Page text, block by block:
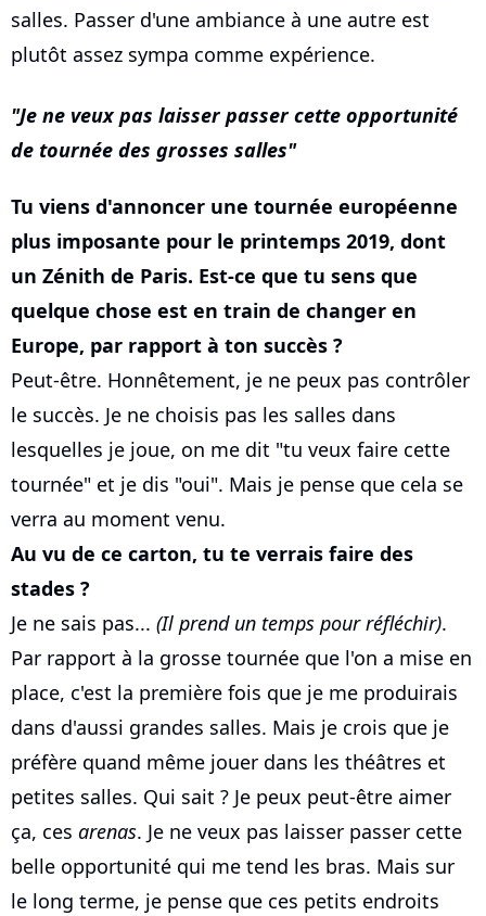
salles. Passer d'une ambiance à une autre est
plutôt assez sympa comme expérience.
Je ne veux pas laisser passer cette opportunité
de tournée des grosses salles
Tu viens d'annoncer une tournée européenne
plus imposante pour le printemps 2019, dont
un Zénith de Paris. Est-ce que tu sens que
quelque chose est en train de changer en
Europe, par rapport à ton succès ?
Peut-être. Honnêtement, je ne peux pas contrôler
le succès. Je ne choisis pas les salles dans
lesquelles je joue, on me dit "tu veux faire cette
tournée" et je dis "oui". Mais je pense que cela se
verra au moment venu.
Au vu de ce carton, tu te verrais faire des
stades ?
Je ne sais pas... (Il prend un temps pour réfléchir).
Par rapport à la grosse tournée que l'on a mise en
place, c'est la première fois que je me produirais
dans d'aussi grandes salles. Mais je crois que je
préfère quand même jouer dans les théâtres et
petites salles. Qui sait ? Je peux peut-être aimer
ça, ces arenas. Je ne veux pas laisser passer cette
belle opportunité qui me tend les bras. Mais sur
le long terme, je pense que ces petits endroits